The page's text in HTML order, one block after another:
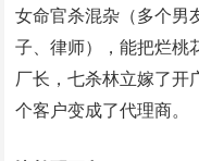
女命官杀混杂（多个男
子、律师），能把烂桃
厂长，七杀林立嫁了开
个客户变成了代理商。